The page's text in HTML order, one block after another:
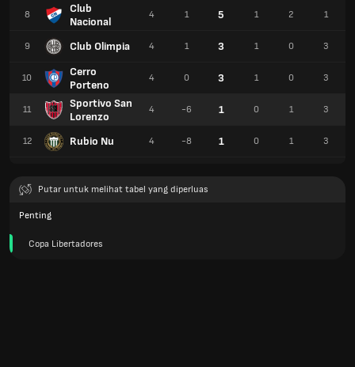
8
Club
Nacional
9 Club Olimpia
10
Cerro
Porteno
11
Sportivo San
Lorenzo
12 Rubio Nu
4 1 5 1 2 1
4 1 3 1 0 3
4 0 3 1 0 3
4 -6 1 0 1 3
4 -8 1 0 1 3
Putar untuk melihat tabel yang diperluas
Penting
Copa Libertadores